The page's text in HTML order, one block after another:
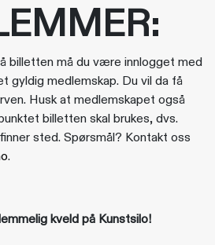
billetten må du være innlogget med
gyldig medlemskap. Du vil da få
Husk at medlemskapet også
billetten skal brukes, dvs.
sted. Spørsmål? Kontakt oss
.
kveld på Kunstsilo!